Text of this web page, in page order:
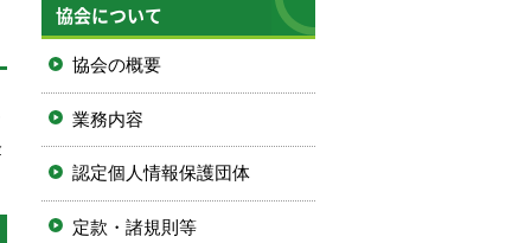
協会について
協会の概要
業務内容
認定個人情報保護団体
定款・諸規則等